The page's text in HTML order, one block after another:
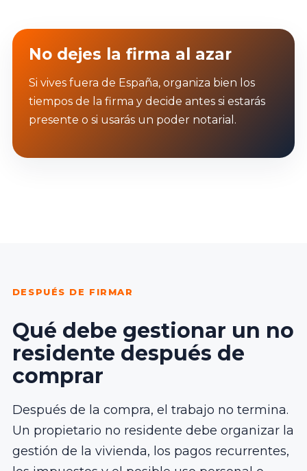
No dejes la firma al azar
Si vives fuera de España, organiza bien los
tiempos de la firma y decide antes si estarás
presente o si usarás un poder notarial.
DESPUÉS DE FIRMAR
Qué debe gestionar un no
residente después de
comprar
Después de la compra, el trabajo no termina.
Un propietario no residente debe organizar la
gestión de la vivienda, los pagos recurrentes,